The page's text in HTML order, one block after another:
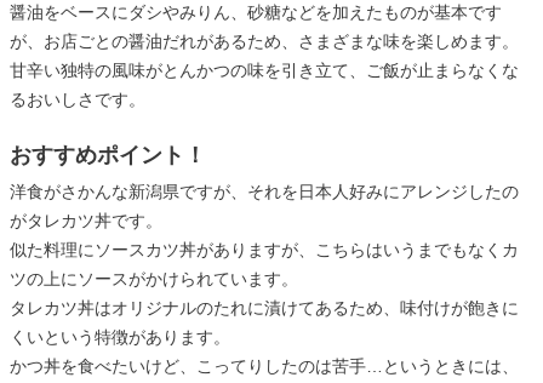
醤油をベースにダシやみりん、砂糖などを加えたものが基本です
が、お店ごとの醤油だれがあるため、さまざまな味を楽しめます。
甘辛い独特の風味がとんかつの味を引き立て、ご飯が止まらなくな
るおいしさです。
おすすめポイント！
洋食がさかんな新潟県ですが、それを日本人好みにアレンジしたの
がタレカツ丼です。
似た料理にソースカツ丼がありますが、こちらはいうまでもなくカ
ツの上にソースがかけられています。
タレカツ丼はオリジナルのたれに漬けてあるため、味付けが飽きに
くいという特徴があります。
かつ丼を食べたいけど、こってりしたのは苦手…というときには、